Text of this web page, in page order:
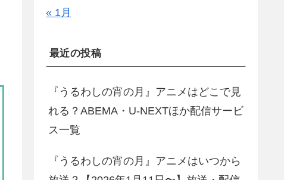
« 1月
最近の投稿
『うるわしの宵の月』アニメはどこで見
れる？ABEMA・U-NEXTほか配信サービ
ス一覧
『うるわしの宵の月』アニメはいつから